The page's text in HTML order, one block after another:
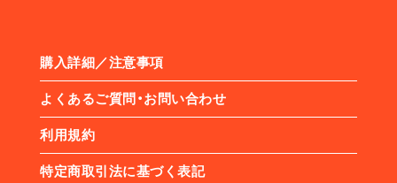
購入詳細／注意事項
よくあるご質問・お問い合わせ
利用規約
特定商取引法に基づく表記